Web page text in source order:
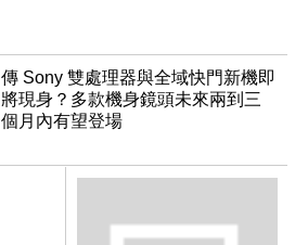
傳 Sony 雙處理器與全域快門新機即
將現身？多款機身鏡頭未來兩到三
個月內有望登場